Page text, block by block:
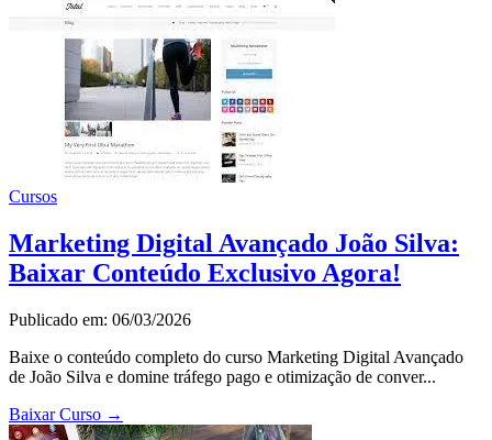
Cursos
Marketing Digital Avançado João Silva:
Baixar Conteúdo Exclusivo Agora!
Publicado em: 06/03/2026
Baixe o conteúdo completo do curso Marketing Digital Avançado
de João Silva e domine tráfego pago e otimização de conver...
Baixar Curso →